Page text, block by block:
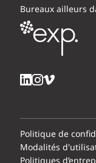
Bureaux ailleurs
Politique de
Modalités